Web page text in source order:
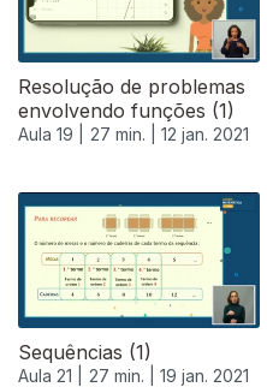
Resolução de problemas
envolvendo funções (1)
Aula 19 | 27 min. | 12 jan. 2021
Sequências (1)
Aula 21 | 27 min. | 19 jan. 2021